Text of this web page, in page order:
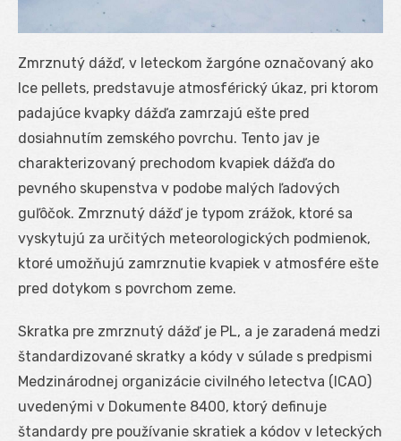
Zmrznutý dážď, v leteckom žargóne označovaný ako
Ice pellets, predstavuje atmosférický úkaz, pri ktorom
padajúce kvapky dážďa zamrzajú ešte pred
dosiahnutím zemského povrchu. Tento jav je
charakterizovaný prechodom kvapiek dážďa do
pevného skupenstva v podobe malých ľadových
guľôčok. Zmrznutý dážď je typom zrážok, ktoré sa
vyskytujú za určitých meteorologických podmienok,
ktoré umožňujú zamrznutie kvapiek v atmosfére ešte
pred dotykom s povrchom zeme.
Skratka pre zmrznutý dážď je PL, a je zaradená medzi
štandardizované skratky a kódy v súlade s predpismi
Medzinárodnej organizácie civilného letectva (ICAO)
uvedenými v Dokumente 8400, ktorý definuje
štandardy pre používanie skratiek a kódov v leteckých